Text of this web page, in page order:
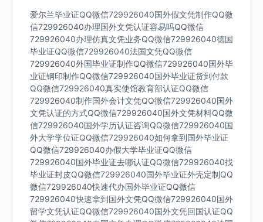
爱尔兰毕业证QQ微信729926040国外假文凭制作QQ微
信729926040办理国外文凭认证容易吗QQ微信
729926040办理仿真文凭业务QQ微信729926040德国
毕业证QQ微信729926040法国文凭QQ微信
729926040外国毕业证制作QQ微信729926040国外毕
业证钢印制作QQ微信729926040国外毕业证货到付款
QQ微信729926040真实使馆教育部认证QQ微信
729926040制作国外会计文凭QQ微信729926040国外
文凭认证的方式QQ微信729926040国外文凭材料QQ微
信729926040国外学历认证咨询QQ微信729926040国
外大学学位证QQ微信729926040如何拿到国外毕业证
QQ微信729926040办假大学毕业证QQ微信
729926040国外毕业证去哪认证QQ微信729926040找
毕业证封皮QQ微信729926040国外毕业证外壳定制QQ
微信729926040快速代办国外毕业证QQ微信
729926040快速拿到国外文凭QQ微信729926040国外
留学文凭认证QQ微信729926040国外文凭回国认证QQ